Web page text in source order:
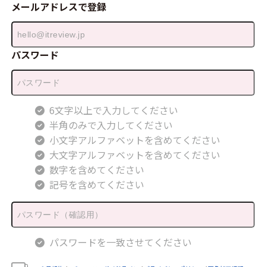
メールアドレスで登録
パスワード
6文字以上で入力してください
半角のみで入力してください
小文字アルファベットを含めてください
大文字アルファベットを含めてください
数字を含めてください
記号を含めてください
パスワードを一致させてください